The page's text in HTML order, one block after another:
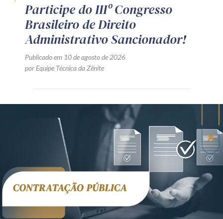
Participe do IIIº Congresso
Brasileiro de Direito
Administrativo Sancionador!
Publicado em 10 de agosto de 2026
por Equipe Técnica da Zênite